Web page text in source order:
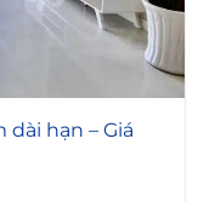
hạn – Giá